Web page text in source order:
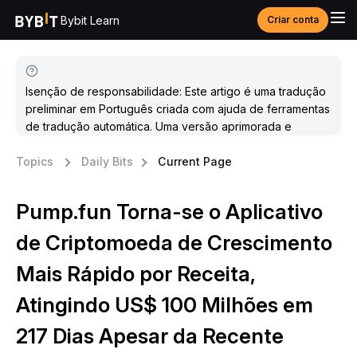
Bybit Learn Criar conta
Isenção de responsabilidade: Este artigo é uma tradução
preliminar em Português criada com ajuda de ferramentas
de tradução automática. Uma versão aprimorada e
Topics
Daily Bits Current Page
Pump.fun Torna-se o Aplicativo
de Criptomoeda de Crescimento
Mais Rápido por Receita,
Atingindo US$ 100 Milhões em
217 Dias Apesar da Recente